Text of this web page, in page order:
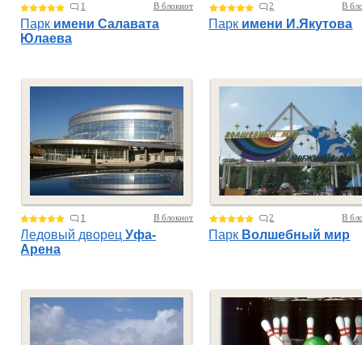
В блокнот
1
Парк имени Салавата
Юлаева
В
2
Парк имени И.Якутова
В блокнот
1
Ледовый дворец Уфа-
Арена
В
2
Парк Волшебный мир